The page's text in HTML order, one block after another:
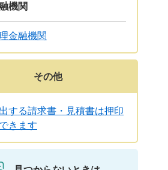
機関
金融機関
その他
する請求書・見積書は押印
きます